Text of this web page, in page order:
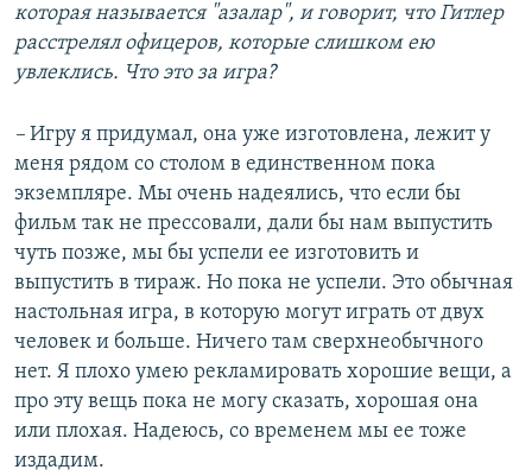
которая называется "азалар", и говорит, что Гитлер
расстрелял офицеров, которые слишком ею
увлеклись. Что это за игра?
– Игру я придумал, она уже изготовлена, лежит у
меня рядом со столом в единственном пока
экземпляре. Мы очень надеялись, что если бы
фильм так не прессовали, дали бы нам выпустить
чуть позже, мы бы успели ее изготовить и
выпустить в тираж. Но пока не успели. Это обычная
настольная игра, в которую могут играть от двух
человек и больше. Ничего там сверхнеобычного
нет. Я плохо умею рекламировать хорошие вещи, а
про эту вещь пока не могу сказать, хорошая она
или плохая. Надеюсь, со временем мы ее тоже
издадим.